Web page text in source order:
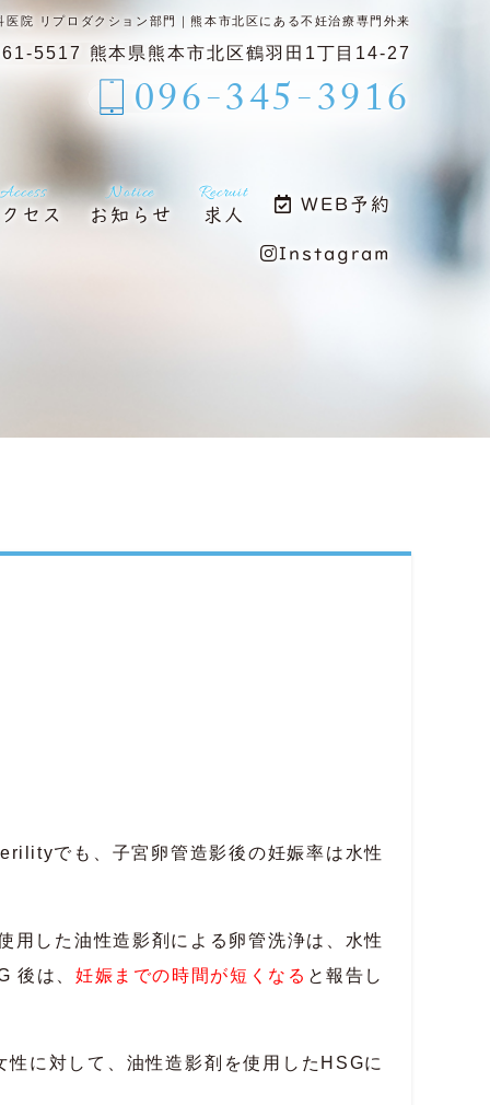
院 リプロダクション部門｜熊本市北区にある不妊治療専門外来
5517 熊本県熊本市北区鶴羽田1丁目14-27
096-345-3916
Access
セス
Notice
お知らせ
Recruit
求人
WEB予約
Instagram
でも、子宮卵管造影後の妊娠率は水性
した油性造影剤による卵管洗浄は、水性
後は、 妊娠までの時間が短くなる と報告し
に対して、油性造影剤を使用したHSGに